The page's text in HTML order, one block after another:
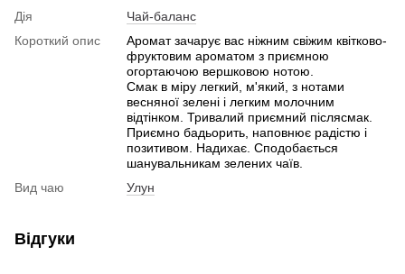
Дія
Чай-баланс
Короткий опис
Аромат зачарує вас ніжним свіжим квітково-
фруктовим ароматом з приємною
огортаючою вершковою нотою.
Смак в міру легкий, м'який, з нотами
весняної зелені і легким молочним
відтінком. Тривалий приємний післясмак.
Приємно бадьорить, наповнює радістю і
позитивом. Надихає. Сподобається
шанувальникам зелених чаїв.
Вид чаю
Улун
Відгуки